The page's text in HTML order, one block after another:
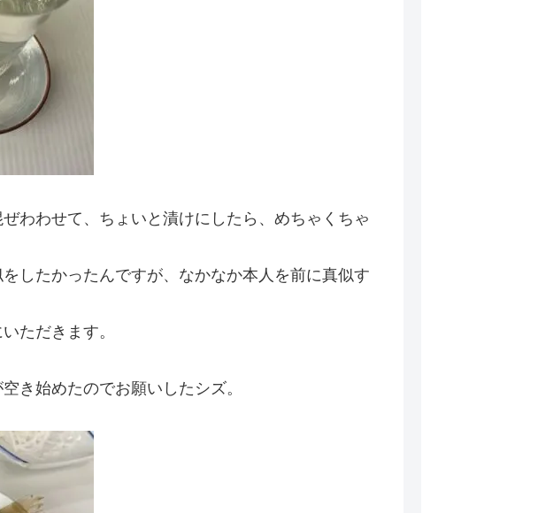
わわせて、ちょいと漬けにしたら、めちゃくちゃ
したかったんですが、なかなか本人を前に真似す
ただきます。
き始めたのでお願いしたシズ。